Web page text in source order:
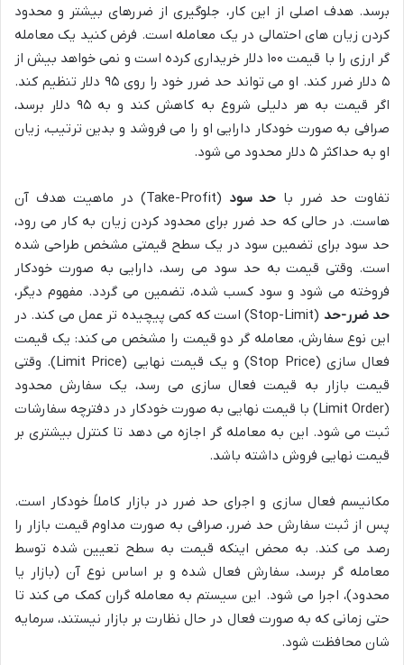
برسد. هدف اصلی از این کار، جلوگیری از ضررهای بیشتر و محدود
کردن زیان های احتمالی در یک معامله است. فرض کنید یک معامله
گر ارزی را با قیمت ۱۰۰ دلار خریداری کرده است و نمی خواهد بیش از
۵ دلار ضرر کند. او می تواند حد ضرر خود را روی ۹۵ دلار تنظیم کند.
اگر قیمت به هر دلیلی شروع به کاهش کند و به ۹۵ دلار برسد،
صرافی به صورت خودکار دارایی او را می فروشد و بدین ترتیب، زیان
او به حداکثر ۵ دلار محدود می شود.
تفاوت حد ضرر با حد سود
(Take-Profit) در ماهیت هدف آن
هاست. در حالی که حد ضرر برای محدود کردن زیان به کار می رود،
حد سود برای تضمین سود در یک سطح قیمتی مشخص طراحی شده
است. وقتی قیمت به حد سود می رسد، دارایی به صورت خودکار
فروخته می شود و سود کسب شده، تضمین می گردد. مفهوم دیگر،
حد ضرر-حد
(Stop-Limit) است که کمی پیچیده تر عمل می کند. در
این نوع سفارش، معامله گر دو قیمت را مشخص می کند: یک قیمت
فعال سازی (Stop Price) و یک قیمت نهایی (Limit Price). وقتی
قیمت بازار به قیمت فعال سازی می رسد، یک سفارش محدود
(Limit Order) با قیمت نهایی به صورت خودکار در دفترچه سفارشات
ثبت می شود. این به معامله گر اجازه می دهد تا کنترل بیشتری بر
قیمت نهایی فروش داشته باشد.
مکانیسم فعال سازی و اجرای حد ضرر در بازار کاملاً خودکار است.
پس از ثبت سفارش حد ضرر، صرافی به صورت مداوم قیمت بازار را
رصد می کند. به محض اینکه قیمت به سطح تعیین شده توسط
معامله گر برسد، سفارش فعال شده و بر اساس نوع آن (بازار یا
محدود)، اجرا می شود. این سیستم به معامله گران کمک می کند تا
حتی زمانی که به صورت فعال در حال نظارت بر بازار نیستند، سرمایه
شان محافظت شود.